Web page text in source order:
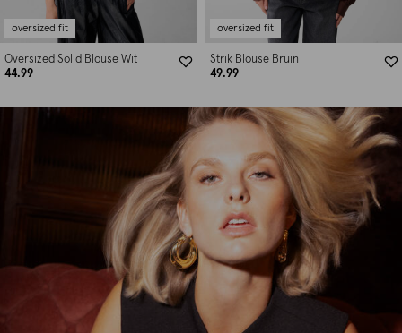
oversized fit
Oversized Solid Blouse Wit
44.99
oversized fit
Strik Blouse Bruin
49.99